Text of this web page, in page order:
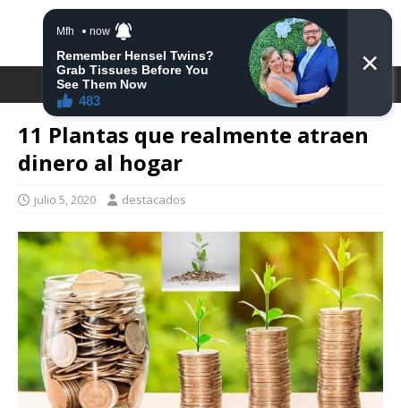
11 Plantas que realmente atraen
dinero al hogar
julio 5, 2020 destacados